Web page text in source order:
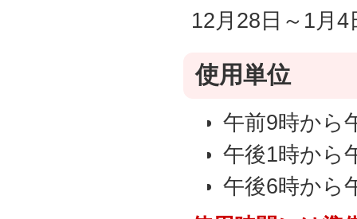
12月28日～1月4
使用単位
午前9時から
午後1時から
午後6時から